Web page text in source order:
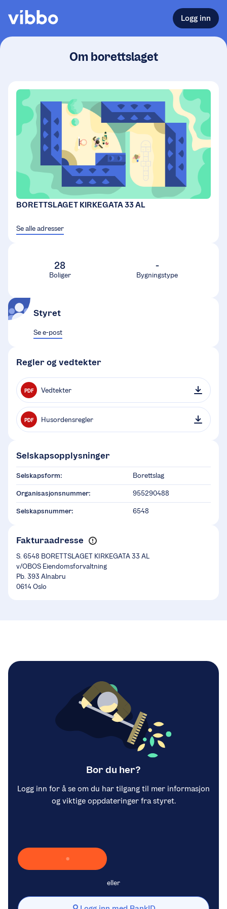
Logg inn
Om borettslaget
BORETTSLAGET KIRKEGATA 33 AL
Se alle adresser
28
Boliger
-
Bygningstype
Styret
Se e-post
Regler og vedtekter
PDF Vedtekter
PDF Husordensregler
Selskapsopplysninger
Selskapsform: Borettslag
Organisasjonsnummer: 955290488
Selskapsnummer: 6548
Fakturaadresse
S. 6548 BORETTSLAGET KIRKEGATA 33 AL
v/OBOS Eiendomsforvaltning
Pb. 393 Alnabru
0614 Oslo
Bor du her?
Logg inn for å se om du har tilgang til mer informasjon
og viktige oppdateringer fra styret.
Laster inn Vipps …
eller